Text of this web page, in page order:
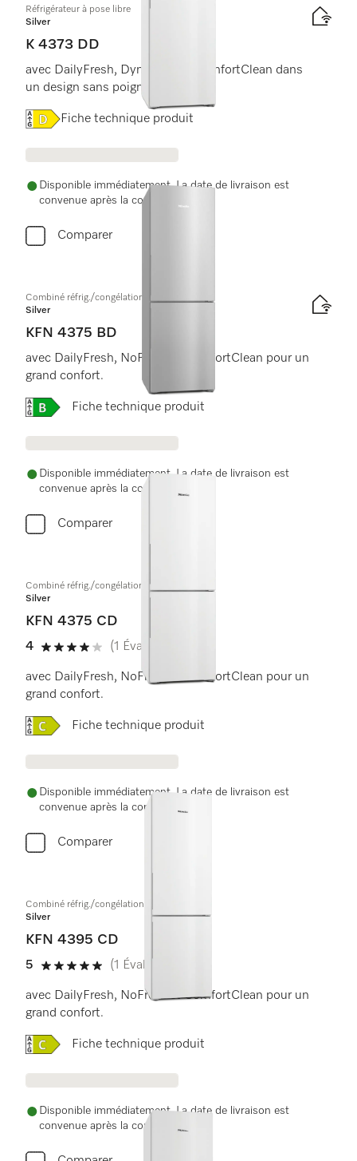
Réfrigérateur à pose libre
Silver
K 4373 DD
avec DailyFresh, DynaCool et ComfortClean dans
un design sans poignée.
Online Label Flag, Label énergétique
Fiche technique produit
Disponible immédiatement. La date de livraison est
convenue après la commande.
Comparer
Combiné réfrig./congélation à pose libre
Silver
KFN 4375 BD
avec DailyFresh, NoFrost et ComfortClean pour un
grand confort.
Online Label Flag, Label énergétique
Fiche technique produit
Disponible immédiatement. La date de livraison est
convenue après la commande.
Comparer
Combiné réfrig./congélation à pose libre
Silver
KFN 4375 CD
4
4 de 5 étoiles
(1 Évaluation)
avec DailyFresh, NoFrost et ComfortClean pour un
grand confort.
Online Label Flag, Label énergétique
Fiche technique produit
Disponible immédiatement. La date de livraison est
convenue après la commande.
Comparer
Combiné réfrig./congélation à pose libre
Silver
KFN 4395 CD
5
5 de 5 étoiles
(1 Évaluation)
avec DailyFresh, NoFrost et ComfortClean pour un
grand confort.
Online Label Flag, Label énergétique
Fiche technique produit
Disponible immédiatement. La date de livraison est
convenue après la commande.